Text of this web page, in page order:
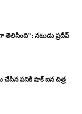
తెలిసింది”: నటుడు ప్రదీప్
చేసిన పనికి షాక్ ఐన చిత్ర